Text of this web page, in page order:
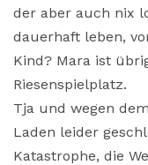
der aber auch nix
dauerhaft leben,
Kind? Mara ist
Riesenspielplatz.
Tja und wegen
Laden leider
Katastrophe, die